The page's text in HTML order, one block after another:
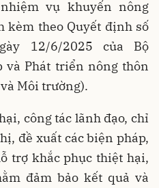
vụ khuyến nông
kèm theo Quyết định số
12/6/2025 của Bộ
và Phát triển nông thôn
Môi trường).
công tác lãnh đạo, chỉ
đề xuất các biện pháp,
trợ khắc phục thiệt hại,
đảm bảo kết quả và